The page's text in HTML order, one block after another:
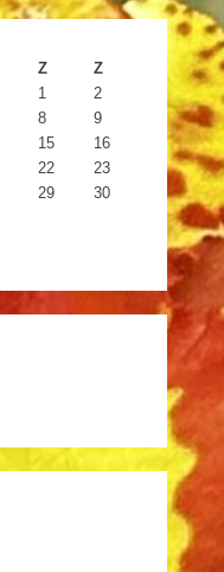
Z
Z
1
2
8
9
15
16
22
23
29
30